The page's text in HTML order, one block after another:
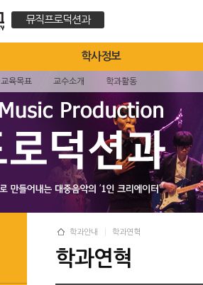
뮤직프로덕션과
교육목표 교수소개 학과활동
학사정보
학과안내 학과연혁
학과연혁